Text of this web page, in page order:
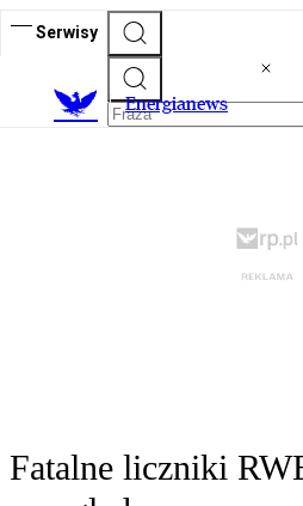
Serwisy
Energianews
Fatalne liczniki